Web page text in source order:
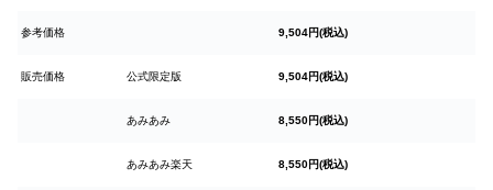
参考価格 9,504円(税込)
販売価格 公式限定版 9,504円(税込)
あみあみ 8,550円(税込)
あみあみ楽天 8,550円(税込)